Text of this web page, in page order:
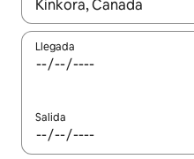
Llegada
Salida